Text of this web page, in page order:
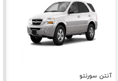
آنتن سورنتو